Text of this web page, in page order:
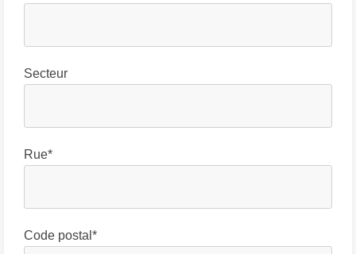
Secteur
Rue*
Code postal*